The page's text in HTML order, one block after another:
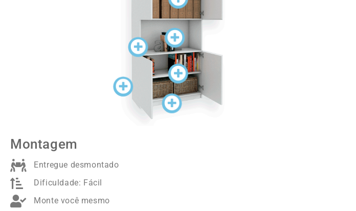
FUNDO
DISTRIBUIÇÃO DAS PRATELEIRAS
Montagem
Entregue desmontado
Dificuldade: Fácil
Monte você mesmo